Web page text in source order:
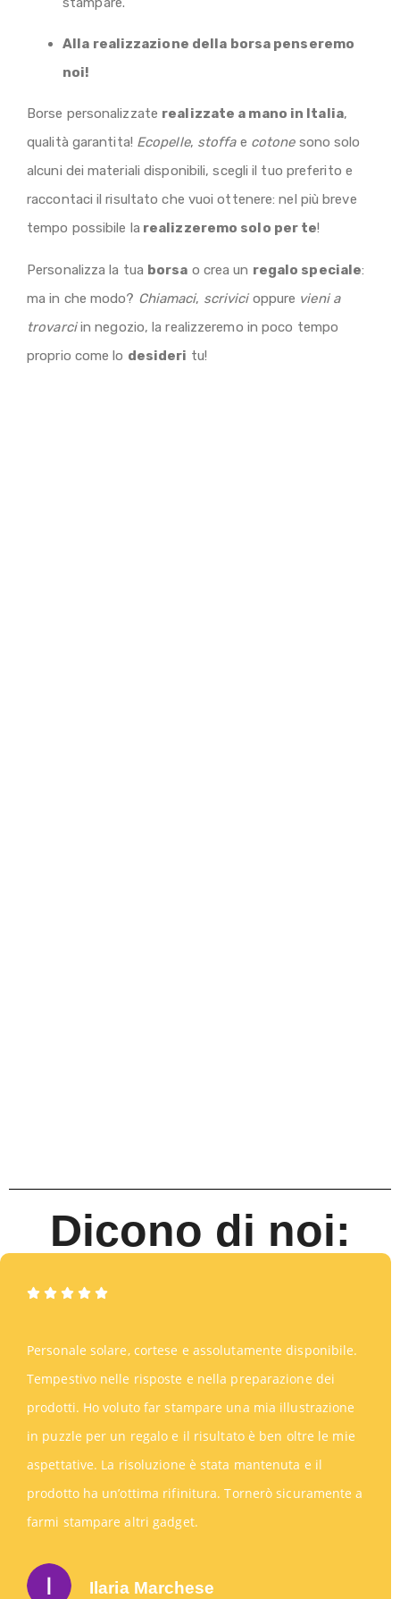
Alla realizzazione della borsa penseremo
noi!
Borse personalizzate realizzate a mano in Italia,
qualità garantita! Ecopelle, stoffae cotonesono solo
alcuni dei materiali disponibili, scegli il tuo preferito e
raccontaci il risultato che vuoi ottenere: nel più breve
tempo possibile la realizzeremo solo per te!
Personalizza la tua borsa o crea un regalo speciale:
ma in che modo? Chiamaci, scrivicioppure vieni a
trovarciin negozio, la realizzeremo in poco tempo
proprio come lo desideri tu!
Dicono di noi:
Personale solare, cortese e assolutamente disponibile.
Tempestivo nelle risposte e nella preparazione dei
prodotti. Ho voluto far stampare una mia illustrazione
in puzzle per un regalo e il risultato è ben oltre le mie
aspettative. La risoluzione è stata mantenuta e il
prodotto ha un’ottima rifinitura. Tornerò sicuramente a
farmi stampare altri gadget.
Ilaria Marchese